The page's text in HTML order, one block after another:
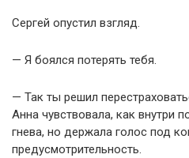
Сергей опустил взгляд.
— Я боялся потерять тебя.
— Так ты решил
Анна чувствовала, как внутри
гнева, но держала голос под
предусмотрительность.